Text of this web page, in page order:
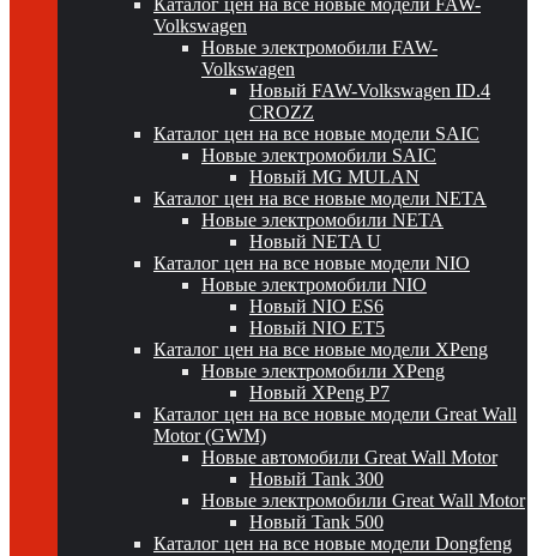
Каталог цен на все новые модели FAW-
Volkswagen
Новые электромобили FAW-
Volkswagen
Новый FAW-Volkswagen ID.4
CROZZ
Каталог цен на все новые модели SAIC
Новые электромобили SAIC
Новый MG MULAN
Каталог цен на все новые модели NETA
Новые электромобили NETA
Новый NETA U
Каталог цен на все новые модели NIO
Новые электромобили NIO
Новый NIO ES6
Новый NIO ET5
Каталог цен на все новые модели XPeng
Новые электромобили XPeng
Новый XPeng P7
Каталог цен на все новые модели Great Wall
Motor (GWM)
Новые автомобили Great Wall Motor
Новый Tank 300
Новые электромобили Great Wall Motor
Новый Tank 500
Каталог цен на все новые модели Dongfeng